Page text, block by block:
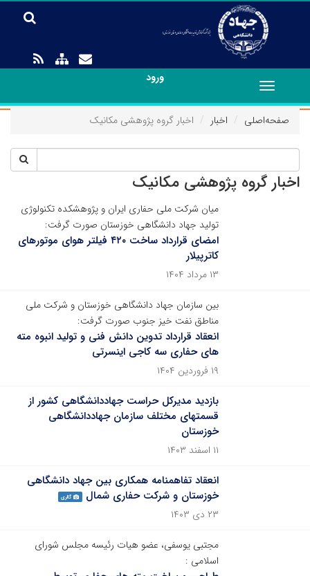
ورود
Toggle
navigation
صفحه‌اصلی
اخبار اخبار گروه پژوهشی مکانیک
اخبار گروه پژوهشی مکانیک
میان شرکت ملی حفاری ایران و پژوهشکده تکنولوژی
تولید جهاد دانشگاهی خوزستان صورت گرفت:
امضای قرارداد ساخت ۴۲۰ فیلتر هوای موتورهای
کاترپیلار
۱۳ مرداد ۱۴۰۴
بین سازمان جهاد دانشگاهی خوزستان و شرکت ملی
مناطق نفت خیز جنوب صورت گرفت:
انعقاد قرارداد تدوین دانش فنی و تولید انبوه مته
های حفاری سه کاجی اینسرتی
۱۹ فروردین ۱۴۰۴
بازدید مدیرکل حراست جهاددانشگاهی کشور از
قسمتهای مختلف سازمان جهاددانشگاهی
خوزستان
۱۱ اسفند ۱۴۰۳
انعقاد تفاهمنامه همکاری بین جهاد دانشگاهی
خوزستان و شرکت حفاری شمال
گالری
۲۳ دی ۱۴۰۳
مجتبی یوسفی، عضو هیات رئیسه مجلس شورای
اسلامی :